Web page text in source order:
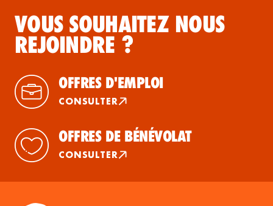
VOUS SOUHAITEZ NOUS
REJOINDRE ?
OFFRES D'EMPLOI
CONSULTER
OFFRES DE BÉNÉVOLAT
CONSULTER